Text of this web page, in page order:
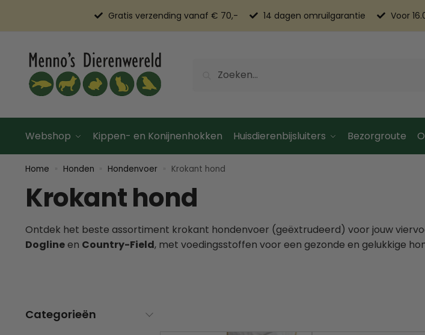
Gratis verzending vanaf € 70,- 14 dagen omruilgarantie Voor
Webshop Kippen- en Konijnenhokken Huisdierenbijsluiters Bezorgroute
Home Honden Hondenvoer Krokant hond
Krokant hond
Ontdek het beste assortiment krokant hondenvoer (geëxtrudeerd) voor jouw
Doglineen Country-Field, met voedingsstoffen voor een gezonde en gelukkige
Categorieën